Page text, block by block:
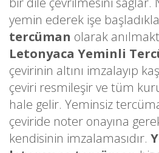
yemin ederek işe
tercüman olarak
Letonyaca Yeminli
çevirinin altını imzalayıp
çeviri resmileşir ve tüm
hale gelir. Yeminsiz
çeviride noter onayına
kendisinin imzalamasıdır.